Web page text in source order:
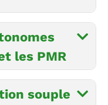
les PMR
souple